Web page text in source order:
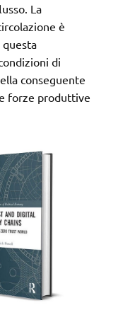
La
è
questa
di
conseguente
forze produttive